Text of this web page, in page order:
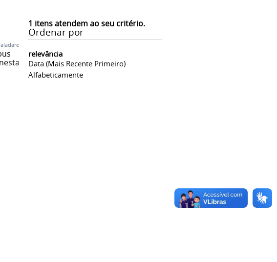
1 itens atendem ao seu critério.
Ordenar por
relevância
Data (mais Recente Primeiro)
Alfabeticamente